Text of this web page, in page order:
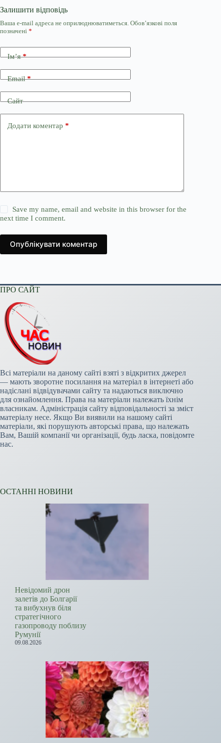
Залишити відповідь
Ваша e-mail адреса не оприлюднюватиметься. Обов’язкові поля
позначені *
Ім’я*
Email*
Сайт
Додати коментар *
Save my name, email and website in this browser for the
next time I comment.
Опублікувати коментар
ПРО САЙТ
Всі матеріали на даному сайті взяті з відкритих джерел
— мають зворотне посилання на матеріал в інтернеті або
надіслані відвідувачами сайту та надаються виключно
для ознайомлення. Права на матеріали належать їхнім
власникам. Адміністрація сайту відповідальності за зміст
матеріалу несе. Якщо Ви виявили на нашому сайті
матеріали, які порушують авторські права, що належать
Вам, Вашій компанії чи організації, будь ласка, повідомте
нас.
ОСТАННІ НОВИНИ
Невідомий дрон
залетів до Болгарії
та вибухнув біля
стратегічного
газопроводу поблизу
Румунії
09.08.2026